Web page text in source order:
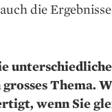
die
Thema.
wenn Sie